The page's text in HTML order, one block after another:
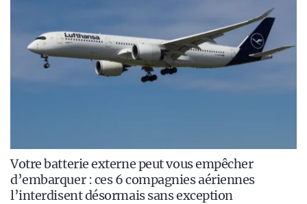
Votre batterie externe peut vous empêcher
d’embarquer : ces 6 compagnies aériennes
l’interdisent désormais sans exception